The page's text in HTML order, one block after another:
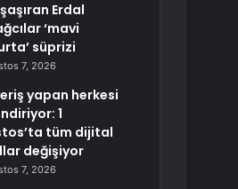
Erdal
‘mavi
süprizi
7, 2026
yapan herkesi
1
tüm dijital
değişiyor
7, 2026